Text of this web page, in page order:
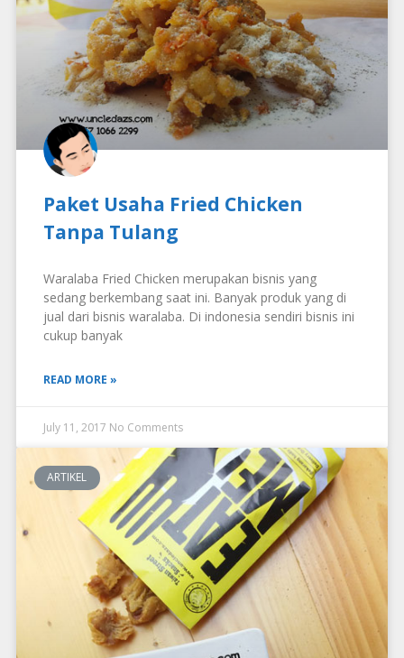
Paket Usaha Fried Chicken
Tanpa Tulang
Waralaba Fried Chicken merupakan bisnis yang
sedang berkembang saat ini. Banyak produk yang di
jual dari bisnis waralaba. Di indonesia sendiri bisnis ini
cukup banyak
READ MORE »
July 11, 2017 No Comments
ARTIKEL